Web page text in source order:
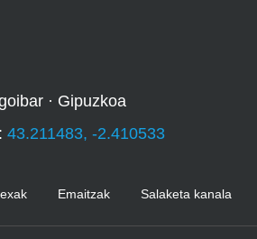
· Gipuzkoa
43.211483, -2.410533
Emaitzak Salaketa kanala